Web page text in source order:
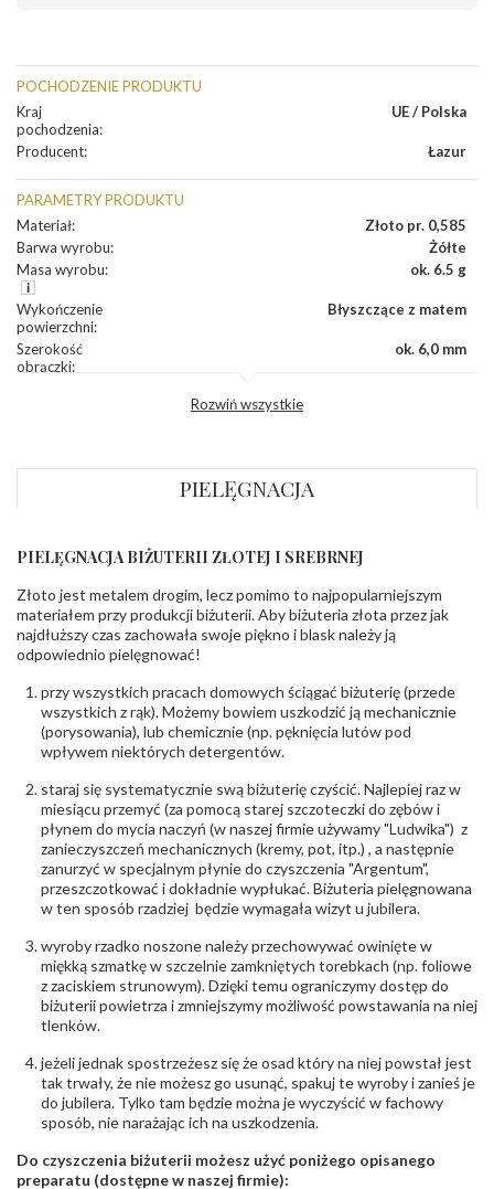
POCHODZENIE PRODUKTU
Kraj
pochodzenia:
UE / Polska
Producent: Łazur
PARAMETRY PRODUKTU
Materiał:
Złoto pr. 0,585
Barwa wyrobu:
Żółte
Masa wyrobu: ok. 6.5 g
Wykończenie
powierzchni:
Błyszczące z matem
Szerokość
obrączki:
ok. 6,0 mm
INNE PARAMETRY
Producent
odpowiedzialny:
Łazur sp.j. Kowalowy 134 38-200 Jasło; NIP:
6850004631; tel.13 44 56 100;
biuro@obraczki.pl ,PZ Stelmach Sp. z o.o. ul.
Północna 22 45-805 Opole; NIP 7542889545;
Tel. +48 77 54 90 100; biuro@stelmach.pl
Bezpieczeństwo
- rodzaj
ostrzeżenia:
Nie nadaje się dla dzieci w wieku poniżej 3 lat
, Elementy w wyrobie wykonane z białego złota
zawierają nikiel
Rozwiń wszystkie
PIELĘGNACJA
PIELĘGNACJA BIŻUTERII ZŁOTEJ I SREBRNEJ
Złoto jest metalem drogim, lecz pomimo to najpopularniejszym
materiałem przy produkcji biżuterii. Aby biżuteria złota przez jak
najdłuższy czas zachowała swoje piękno i blask należy ją
odpowiednio pielęgnować!
przy wszystkich pracach domowych ściągać biżuterię (przede
wszystkich z rąk). Możemy bowiem uszkodzić ją mechanicznie
(porysowania), lub chemicznie (np. pęknięcia lutów pod
wpływem niektórych detergentów.
staraj się systematycznie swą biżuterię czyścić. Najlepiej raz w
miesiącu przemyć (za pomocą starej szczoteczki do zębów i
płynem do mycia naczyń (w naszej firmie używamy "Ludwika") z
zanieczyszczeń mechanicznych (kremy, pot, itp.) , a następnie
zanurzyć w specjalnym płynie do czyszczenia "Argentum",
przeszczotkować i dokładnie wypłukać. Biżuteria pielęgnowana
w ten sposób rzadziej będzie wymagała wizyt u jubilera.
wyroby rzadko noszone należy przechowywać owinięte w
miękką szmatkę w szczelnie zamkniętych torebkach (np. foliowe
z zaciskiem strunowym). Dzięki temu ograniczymy dostęp do
biżuterii powietrza i zmniejszymy możliwość powstawania na niej
tlenków.
jeżeli jednak spostrzeżesz się że osad który na niej powstał jest
tak trwały, że nie możesz go usunąć, spakuj te wyroby i zanieś je
do jubilera. Tylko tam będzie można je wyczyścić w fachowy
sposób, nie narażając ich na uszkodzenia.
Do czyszczenia biżuterii możesz użyć poniżego opisanego
preparatu (dostępne w naszej firmie):